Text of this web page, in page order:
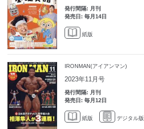
発行間隔: 月刊
発売日: 毎月14日
紙版
IRONMAN(アイアンマン)
2023年11月号
発行間隔: 月刊
発売日: 毎月12日
紙版 デジタル版